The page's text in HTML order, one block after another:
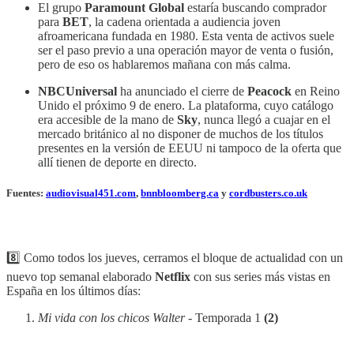
El grupo Paramount Global estaría buscando comprador
para BET, la cadena orientada a audiencia joven
afroamericana fundada en 1980. Esta venta de activos suele
ser el paso previo a una operación mayor de venta o fusión,
pero de eso os hablaremos mañana con más calma.
NBCUniversal ha anunciado el cierre de Peacock en Reino
Unido el próximo 9 de enero. La plataforma, cuyo catálogo
era accesible de la mano de Sky, nunca llegó a cuajar en el
mercado británico al no disponer de muchos de los títulos
presentes en la versión de EEUU ni tampoco de la oferta que
allí tienen de deporte en directo.
Fuentes: audiovisual451.com, bnnbloomberg.ca y cordbusters.co.uk
8️⃣ Como todos los jueves, cerramos el bloque de actualidad con un
nuevo top semanal elaborado Netflix con sus series más vistas en
España en los últimos días:
Mi vida con los chicos Walter- Temporada 1 (2)